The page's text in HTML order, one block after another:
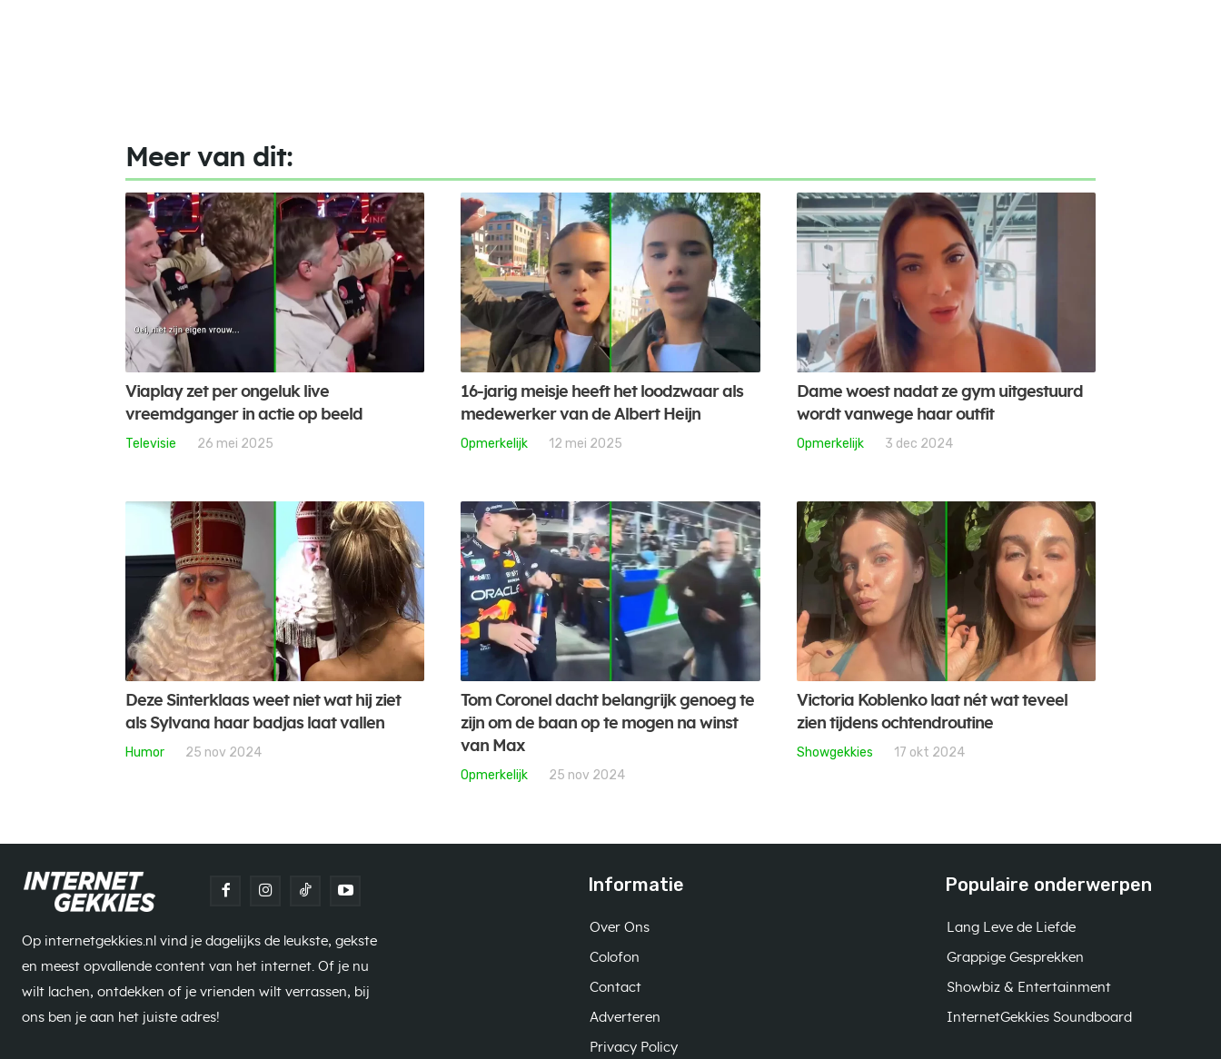
Meer van dit:
Viaplay zet per ongeluk live
vreemdganger in actie op beeld
Televisie 26 mei 2025
16-jarig meisje heeft het loodzwaar als
medewerker van de Albert Heijn
Opmerkelijk 12 mei 2025
Dame woest nadat ze gym uitgestuurd
wordt vanwege haar outfit
Opmerkelijk 3 dec 2024
Deze Sinterklaas weet niet wat hij ziet
als Sylvana haar badjas laat vallen
Humor 25 nov 2024
Tom Coronel dacht belangrijk genoeg te
zijn om de baan op te mogen na winst
van Max
Opmerkelijk 25 nov 2024
Victoria Koblenko laat nét wat teveel
zien tijdens ochtendroutine
Showgekkies 17 okt 2024
Op internetgekkies.nl vind je dagelijks de leukste, gekste
en meest opvallende content van het internet. Of je nu
wilt lachen, ontdekken of je vrienden wilt verrassen, bij
ons ben je aan het juiste adres!
Informatie
Over Ons
Colofon
Contact
Adverteren
Privacy Policy
Populaire onderwerpen
Lang Leve de Liefde
Grappige Gesprekken
Showbiz & Entertainment
InternetGekkies Soundboard